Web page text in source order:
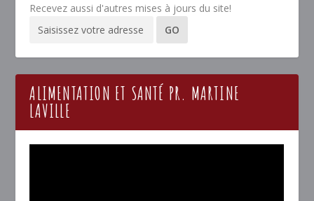
Recevez aussi d'autres mises à jours du site!
ALIMENTATION ET SANTÉ PR. MARTINE
LAVILLE